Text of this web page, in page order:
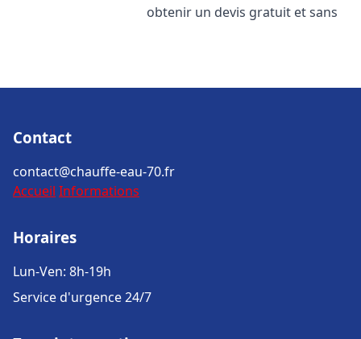
obtenir un devis gratuit et sans
Contact
contact@chauffe-eau-70.fr
Accueil Informations
Horaires
Lun-Ven: 8h-19h
Service d'urgence 24/7